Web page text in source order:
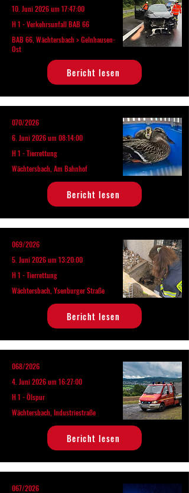
10. Juni 2026 um 17:47:00
H 1 - Verkehrsunfall BAB 66
BAB 66, Wächtersbach > Gelnhausen-
Ost
Bericht lesen
070/2026
6. Juni 2026 um 08:14:00
H 1 - Tierrettung
Wächtersbach, Am Bahnhof
Bericht lesen
069/2026
5. Juni 2026 um 13:20:00
H 1 - Tierrettung
Wächtersbach, Ysenburger Straße
Bericht lesen
068/2026
4. Juni 2026 um 16:27:00
H 1 - Ölspur
Wächtersbach, Industriestraße
Bericht lesen
067/2026